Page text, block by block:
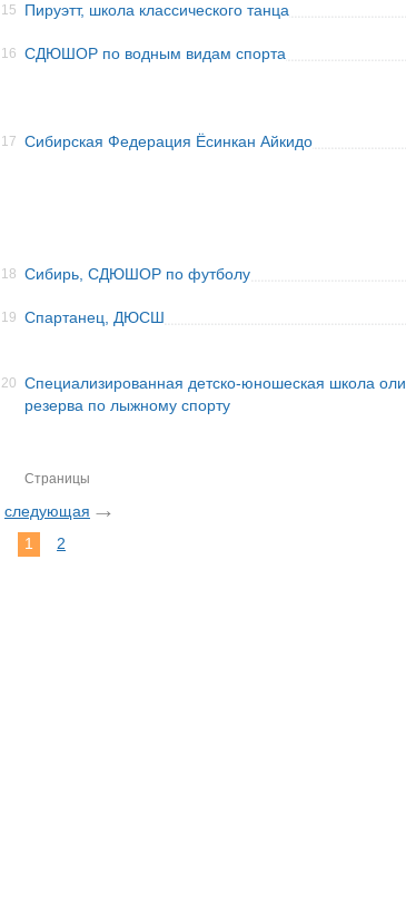
15 Пируэтт, школа классического танца
16 СДЮШОР по водным видам спорта
17 Сибирская Федерация Ёсинкан Айкидо
18 Сибирь, СДЮШОР по футболу
19 Спартанец, ДЮСШ
20 Специализированная детско-юношеская школа
резерва по лыжному спорту
Страницы
следующая
1
2